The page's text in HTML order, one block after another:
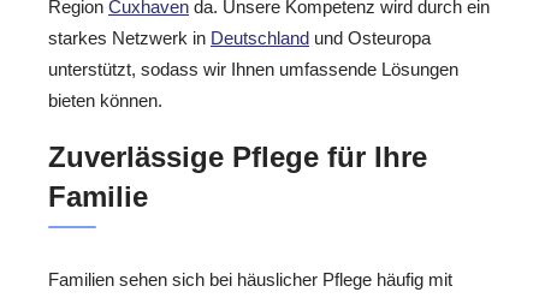
Region Cuxhaven da. Unsere Kompetenz wird durch ein
starkes Netzwerk in Deutschland und Osteuropa
unterstützt, sodass wir Ihnen umfassende Lösungen
bieten können.
Zuverlässige Pflege für Ihre
Familie
Familien sehen sich bei häuslicher Pflege häufig mit